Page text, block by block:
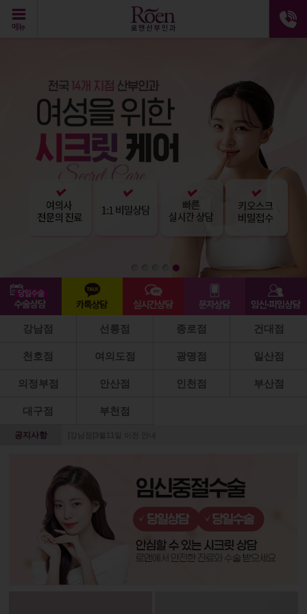
강남점 선릉점 종로점 건대점
천호점 여의도점 광명점 일산점
의정부점 안산점 인천점 부산점
대구점 부천점
공지사항 [강남점]3월11일 이전 안내